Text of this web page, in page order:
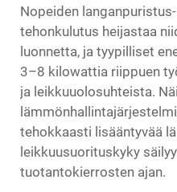
Nopeiden
tehonkulutus heijastaa
luonnetta, ja tyypilliset
3–8 kilowattia riippuen
ja leikkuuolosuhteista.
tehokkaasti lisääntyvää
leikkuusuorituskyky
tuotantokierrosten ajan.